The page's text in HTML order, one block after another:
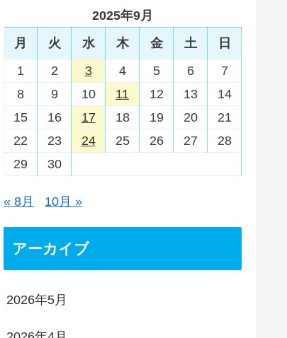
2025年9月
月
火 水 木 金 土
日
1
2 3 4 5 6
7
8
9 10 11 12 13
14
15
16 17 18 19 20
21
22
23 24 25 26 27
28
29
30
« 8月 10月 »
アーカイブ
2026年5月